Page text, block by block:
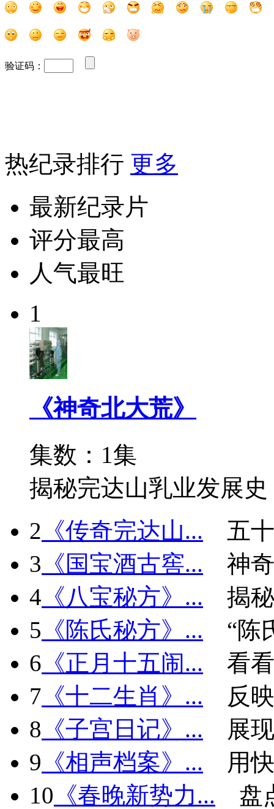
验证码：
热纪录排行 更多
最新纪录片
评分最高
人气最旺
1
《神奇北大荒》
集数：1集
揭秘完达山乳业发展史
2 《传奇完达山...
五
3 《国宝酒古窖...
神
4 《八宝秘方》...
揭
5 《陈氏秘方》...
“陈
6 《正月十五闹...
看
7 《十二生肖》...
反
8 《子宫日记》...
展
9 《相声档案》...
用
10 《春晚新势力...
盘